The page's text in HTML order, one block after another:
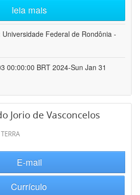
leia mais
Universidade Federal de Rondônia -
00:00:00 BRT 2024-Sun Jan 31
Jorio de Vasconcelos
E-mail
Currículo